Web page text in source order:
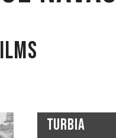
Turbia